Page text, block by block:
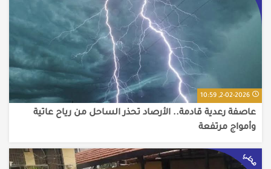
2-02-2026, 10:59
عاصفة رعدية قادمة.. الأرصاد تحذر الساحل من رياح عاتية
وأمواج مرتفعة
محلي